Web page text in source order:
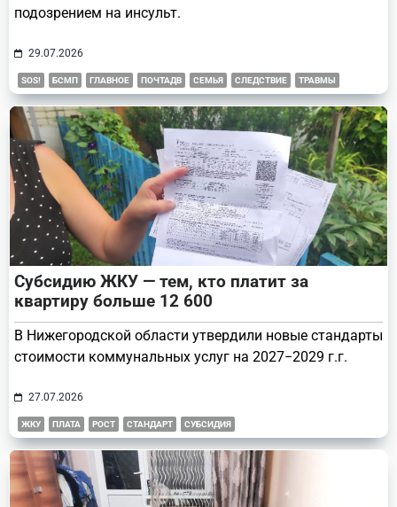
подозрением на инсульт.
29.07.2026
SOS! БСМП ГЛАВНОЕ ПОЧТАДВ СЕМЬЯ СЛЕДСТВИЕ ТРАВМЫ
Субсидию ЖКУ — тем, кто платит за
квартиру больше 12 600
В Нижегородской области утвердили новые стандарты
стоимости коммунальных услуг на 2027−2029 г.г.
27.07.2026
ЖКУ ПЛАТА РОСТ СТАНДАРТ СУБСИДИЯ